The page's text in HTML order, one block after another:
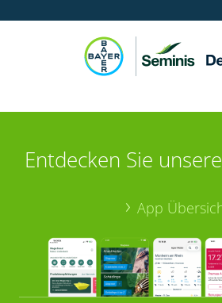
Entdecken Sie
App